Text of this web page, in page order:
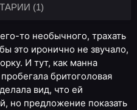
(1)
то необычного, трахать
это иронично не звучало,
И тут, как манна
бритоголовая
вид, что ей
но предложение показать